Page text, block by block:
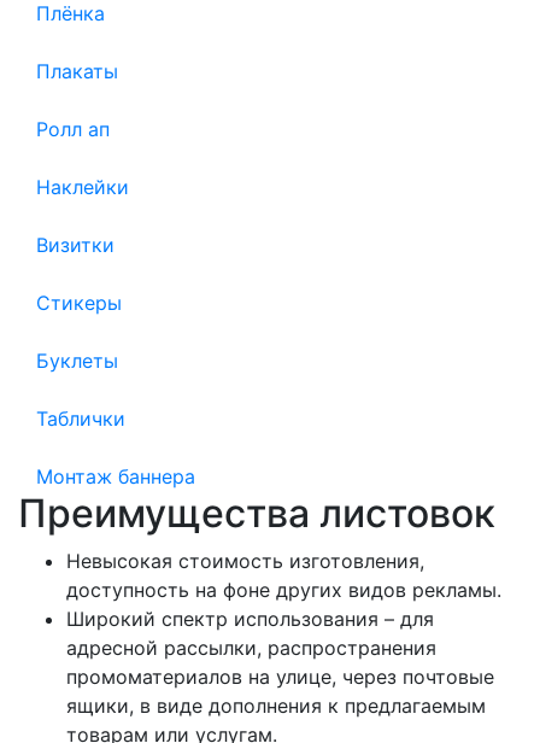
Плёнка
Плакаты
Ролл ап
Наклейки
Визитки
Стикеры
Буклеты
Таблички
Монтаж баннера
Преимущества листовок
Невысокая стоимость изготовления,
доступность на фоне других видов рекламы.
Широкий спектр использования – для
адресной рассылки, распространения
промоматериалов на улице, через почтовые
ящики, в виде дополнения к предлагаемым
товарам или услугам.